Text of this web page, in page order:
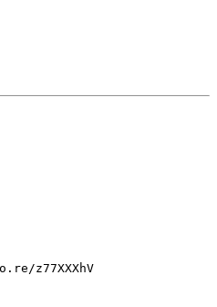
z77XXXhV